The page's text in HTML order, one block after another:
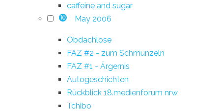
caffeine and sugar
10 May 2006
Obdachlose
FAZ #2 - zum Schmunzeln
FAZ #1 - Ärgernis
Autogeschichten
Rückblick 18.medienforum nrw
Tchibo